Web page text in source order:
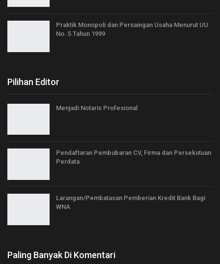
Praktik Monopoli dan Persaingan Usaha Menurut UU
No. 5 Tahun 1999
Pilihan Editor
Menjadi Notaris Profesional
Pendaftaran Pembubaran CV, Firma dan Persekutuan
Perdata
Larangan/Pembatasan Pemberian Kredit Bank Bagi
WNA
Paling Banyak Di Komentari